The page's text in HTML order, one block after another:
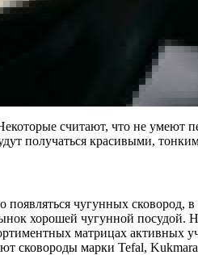
считают, что не умеют
получаться красивыми,
чугунных сковород,
хорошей чугунной посудой.
матрицах активных
сковороды марки Tefal,